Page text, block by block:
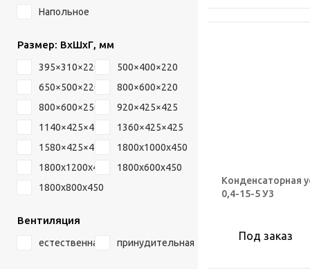
Напольное
Размер: ВхШхГ, мм
395×310×220
500×400×220
650×500×220
800×600×220
800×600×250
920×425×425
1140×425×425
1360×425×425
1580×425×425
1800х1000х450
1800х1200х450
1800х600х450
1800х800х450
Вентиляция
естественная принудительная
Конденсаторная
0,4-15-5 У3
Под заказ